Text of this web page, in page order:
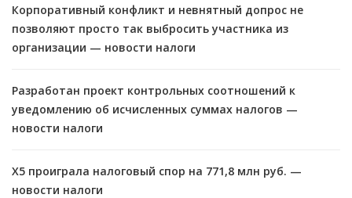
Корпоративный конфликт и невнятный допрос не
позволяют просто так выбросить участника из
организации — новости налоги
Разработан проект контрольных соотношений к
уведомлению об исчисленных суммах налогов —
новости налоги
X5 проиграла налоговый спор на 771,8 млн руб. —
новости налоги